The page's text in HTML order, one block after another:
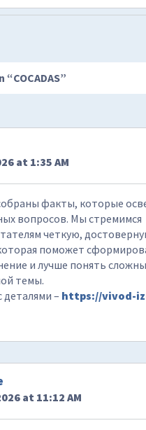
“COCADAS”
at 1:35 AM
факты, которые
вопросов. Мы стремимся
четкую,
поможет
и лучше понять
темы.
деталями – https://vivod-
at 11:12 AM